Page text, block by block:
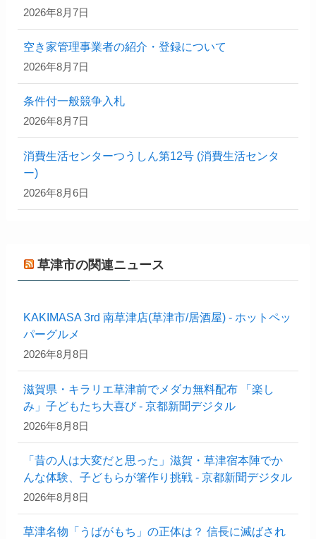
2026年8月7日
空き家管理事業者の紹介・登録について
2026年8月7日
条件付一般競争入札
2026年8月7日
消費生活センターつうしん第12号 (消費生活センタ
ー)
2026年8月6日
草津市の関連ニュース
KAKIMASA 3rd 南草津店(草津市/居酒屋) - ホットペッ
パーグルメ
2026年8月8日
滋賀県・キラリエ草津前でメダカ無料配布 「楽し
み」子どもたち大喜び - 京都新聞デジタル
2026年8月8日
「昔の人は大変だと思った」滋賀・草津宿本陣でか
んな体験、子どもらが箸作り挑戦 - 京都新聞デジタル
2026年8月8日
草津名物「うばがもち」の正体は？ 信長に滅ばされ